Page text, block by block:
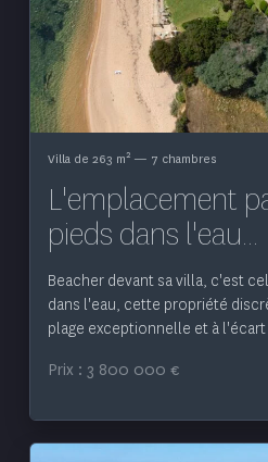
Voir le
Villa de 263 m2— 7 chambres
L'emplacement
pieds dans l'eau...
Beacher devant sa villa, c'est
dans l'eau, cette propriété
plage exceptionnelle et à
Prix : 3 800 000 €